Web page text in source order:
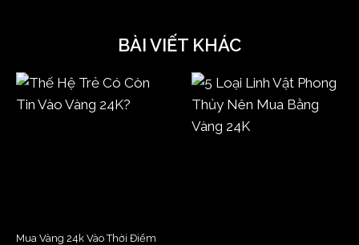
BÀI VIẾT KHÁC
Mua Vàng 24k Vào Thời Điểm